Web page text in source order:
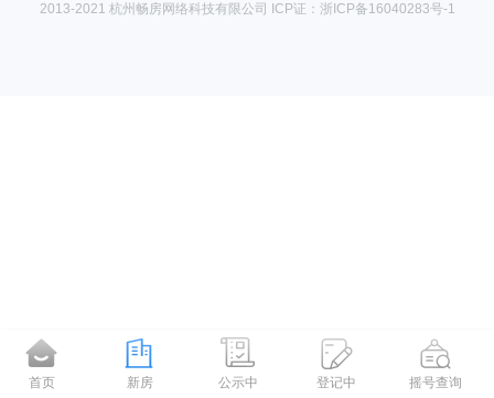
2013-2021 杭州畅房网络科技有限公司 ICP证：浙ICP备16040283号-1
首页 新房 公示中 登记中 摇号查询